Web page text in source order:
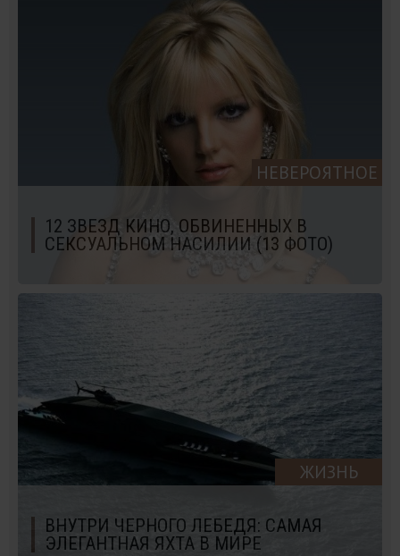
НЕВЕРОЯТНОЕ
12 ЗВЕЗД КИНО, ОБВИНЕННЫХ В
СЕКСУАЛЬНОМ НАСИЛИИ (13 ФОТО)
ЖИЗНЬ
ВНУТРИ ЧЕРНОГО ЛЕБЕДЯ: САМАЯ
ЭЛЕГАНТНАЯ ЯХТА В МИРЕ